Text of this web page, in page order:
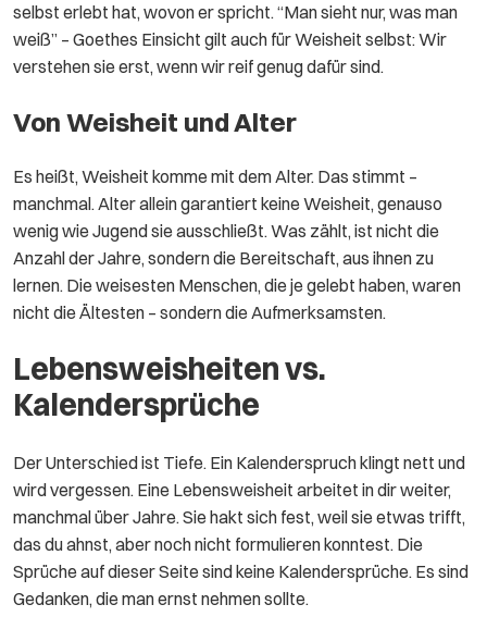
selbst erlebt hat, wovon er spricht. “Man sieht nur, was man
weiß” – Goethes Einsicht gilt auch für Weisheit selbst: Wir
verstehen sie erst, wenn wir reif genug dafür sind.
Von Weisheit und Alter
Es heißt, Weisheit komme mit dem Alter. Das stimmt –
manchmal. Alter allein garantiert keine Weisheit, genauso
wenig wie Jugend sie ausschließt. Was zählt, ist nicht die
Anzahl der Jahre, sondern die Bereitschaft, aus ihnen zu
lernen. Die weisesten Menschen, die je gelebt haben, waren
nicht die Ältesten – sondern die Aufmerksamsten.
Lebensweisheiten vs.
Kalendersprüche
Der Unterschied ist Tiefe. Ein Kalenderspruch klingt nett und
wird vergessen. Eine Lebensweisheit arbeitet in dir weiter,
manchmal über Jahre. Sie hakt sich fest, weil sie etwas trifft,
das du ahnst, aber noch nicht formulieren konntest. Die
Sprüche auf dieser Seite sind keine Kalendersprüche. Es sind
Gedanken, die man ernst nehmen sollte.